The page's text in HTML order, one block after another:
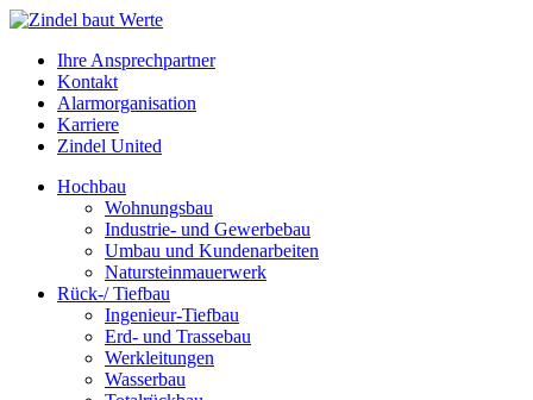
Ihre Ansprechpartner
Kontakt
Alarmorganisation
Karriere
Zindel United
Hochbau
Wohnungsbau
Industrie- und Gewerbebau
Umbau und Kundenarbeiten
Natursteinmauerwerk
Rück-/ Tiefbau
Ingenieur-Tiefbau
Erd- und Trassebau
Werkleitungen
Wasserbau